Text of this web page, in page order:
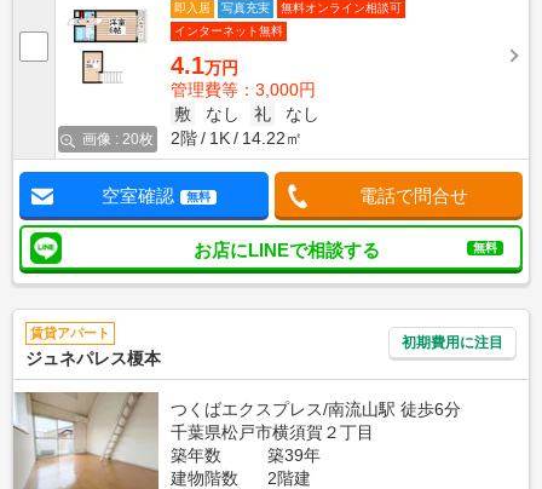
画像 : 20枚
即入居
写真充実
無料オンライン相談可
インターネット無料
4.1万円
管理費等：3,000円
敷
なし 礼
なし
2階
1K 14.22㎡
空室確認 無料 電話で問合せ
お店にLINEで相談する 無料
賃貸アパート
ジュネパレス榎本
初期費用に注目
つくばエクスプレス/南流山駅 徒歩6分
千葉県松戸市横須賀２丁目
築年数
築39年
建物階数
2階建